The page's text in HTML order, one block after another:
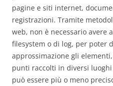
pagine e siti internet,
registrazioni. Tramite
web, non è necessario avere
filesystem o di log, per poter
approssimazione gli
punti raccolti in diversi
può essere più o meno